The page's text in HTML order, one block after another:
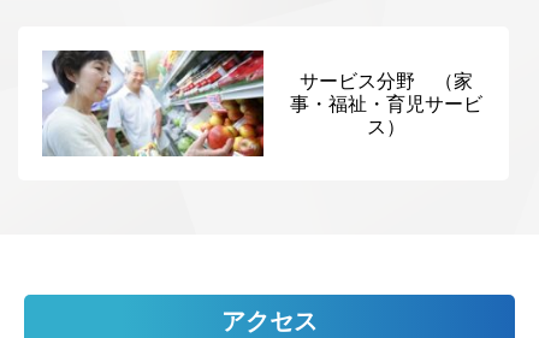
サービス分野 （家
事・福祉・育児サービ
ス）
アクセス